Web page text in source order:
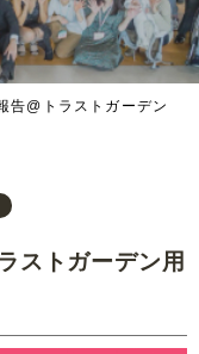
告@トラストガーデン
ストガーデン用